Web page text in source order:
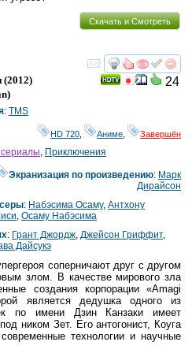
Скачать и Смотреть
смотреть
24
(2012)
)
: TMS
HD 720 Аниме Завершён
, Приключения
Экранизация по произведению: Марк
Дирайсон
: Набэсима Осаму, Антхонy
, Осаму Набэсима
: Грант Джордж, Джейсон Гриффит,
Дайсукэ
соперничают друг с другом
злом. В качестве мирового зла
создания корпорации «Amagi
является дедушка одного из
по имени Дзин Канзаки имеет
ником Зет. Его антогонист, Коуга
технологии и научные